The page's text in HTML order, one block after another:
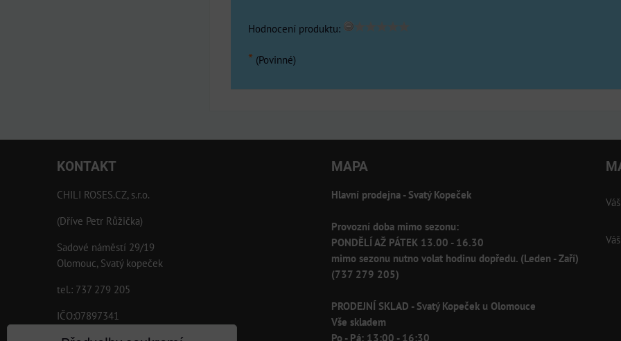
Hodnocení produktu:
* (Povinné)
KONTAKT
CHILI ROSES.CZ, s.r.o.
(Dříve Petr Růžička)
Sadové náměstí 29/19
Olomouc, Svatý kopeček
tel.: 737 279 205
IČO:07897341
MAPA
Hlavní prodejna - Svatý Kopeček
Provozní doba mimo sezonu:
PONDĚLÍ AŽ PÁTEK 13.00 - 16.30
mimo sezonu nutno volat hodinu dopředu. (Leden - Zaří)
(737 279 205)
PRODEJNÍ SKLAD - Svatý Kopeček u Olomouce
Vše skladem
Po - Pá: 13:00 - 16:30